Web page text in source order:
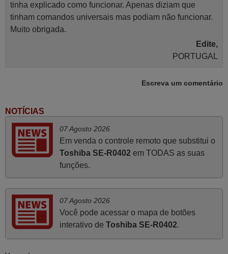
tinha explicado como funcionar. Apenas diziam que
tinham comandos universais mas podiam não funcionar.
Muito obrigada.
Edite,
PORTUGAL
Novembro 2025
Muito atenciosos. Funciona na perfeição. Obrigado
PORTUGAL
Março 2026
Escreva um comentário
NOTÍCIAS
07 Agosto 2026
Em venda o controle remoto que substitui o
Toshiba SE-R0402 em TODAS as suas
funções.
07 Agosto 2026
Você pode acessar o mapa de botões
interativo de Toshiba SE-R0402.